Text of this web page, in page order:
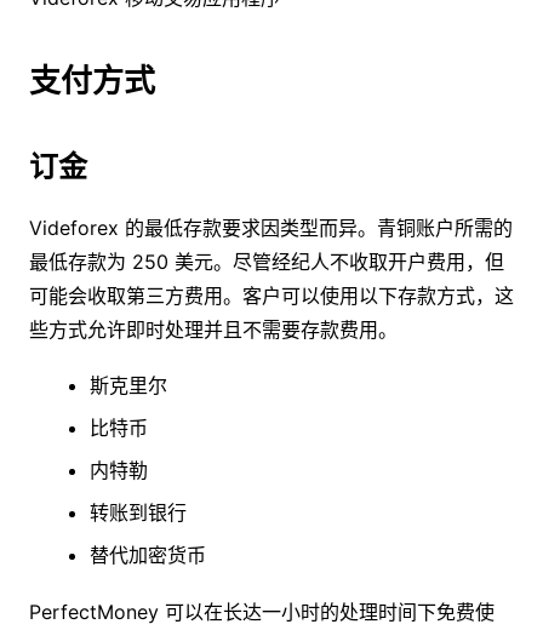
支付方式
订金
Videforex 的最低存款要求因类型而异。青铜账户所需的
最低存款为 250 美元。尽管经纪人不收取开户费用，但
可能会收取第三方费用。客户可以使用以下存款方式，这
些方式允许即时处理并且不需要存款费用。
斯克里尔
比特币
内特勒
转账到银行
替代加密货币
PerfectMoney 可以在长达一小时的处理时间下免费使